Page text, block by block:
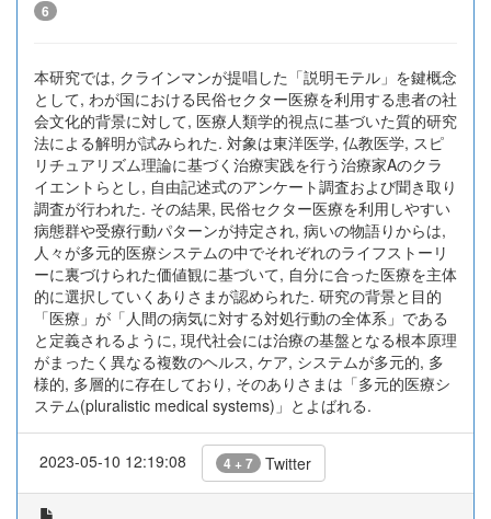
6
本研究では, クラインマンが提唱した「説明モテル」を鍵概念
として, わが国における民俗セクター医療を利用する患者の社
会文化的背景に対して, 医療人類学的視点に基づいた質的研究
法による解明が試みられた. 対象は東洋医学, 仏教医学, スピ
リチュアリズム理論に基づく治療実践を行う治療家Aのクラ
イエントらとし, 自由記述式のアンケート調査および聞き取り
調査が行われた. その結果, 民俗セクター医療を利用しやすい
病態群や受療行動パターンが持定され, 病いの物語りからは,
人々が多元的医療システムの中でそれぞれのライフストーリ
ーに裏づけられた価値観に基づいて, 自分に合った医療を主体
的に選択していくありさまが認められた. 研究の背景と目的
「医療」が「人間の病気に対する対処行動の全体系」である
と定義されるように, 現代社会には治療の基盤となる根本原理
がまったく異なる複数のヘルス, ケア, システムが多元的, 多
様的, 多層的に存在しており, そのありさまは「多元的医療シ
ステム(pluralistic medical systems)」とよばれる.
2023-05-10 12:19:08 4 + 7 Twitter